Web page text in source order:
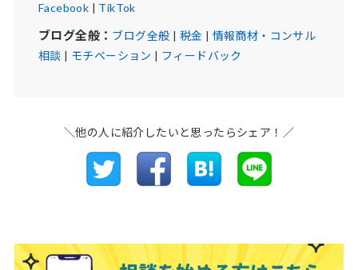
Facebook | TikTok
ブログ全般： ブログ全般 | 税金 | 情報商材・コンサル
相談 | モチベーション | フィードバック
＼他の人に紹介したいと思ったらシェア！／